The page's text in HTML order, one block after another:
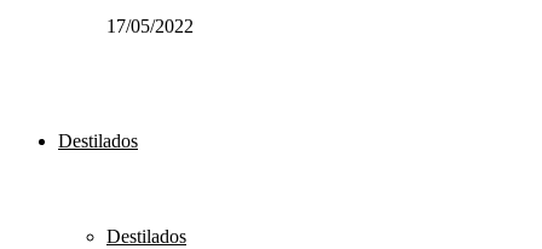
17/05/2022
Destilados
Destilados